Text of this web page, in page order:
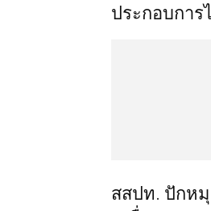
ประกอบการ
สสปท. ปักหมุ